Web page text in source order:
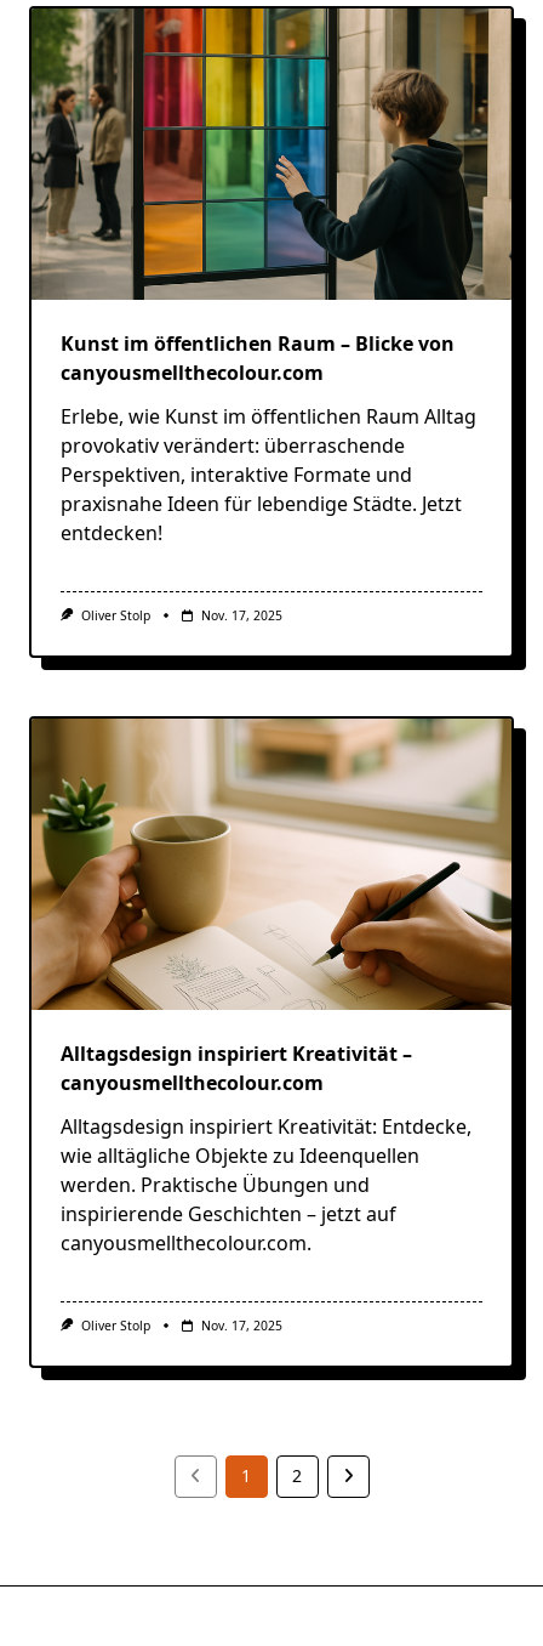
Kunst im öffentlichen Raum – Blicke von
canyousmellthecolour.com
Erlebe, wie Kunst im öffentlichen Raum Alltag
provokativ verändert: überraschende
Perspektiven, interaktive Formate und
praxisnahe Ideen für lebendige Städte. Jetzt
entdecken!
Oliver Stolp Nov. 17, 2025
Alltagsdesign inspiriert Kreativität –
canyousmellthecolour.com
Alltagsdesign inspiriert Kreativität: Entdecke,
wie alltägliche Objekte zu Ideenquellen
werden. Praktische Übungen und
inspirierende Geschichten – jetzt auf
canyousmellthecolour.com.
Oliver Stolp Nov. 17, 2025
1 2